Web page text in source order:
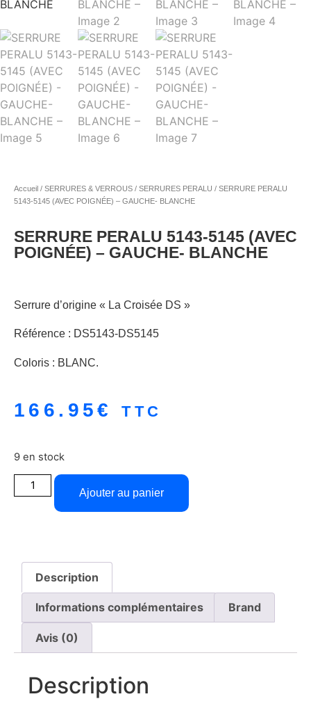
Accueil / SERRURES & VERROUS / SERRURES PERALU / SERRURE PERALU
5143-5145 (AVEC POIGNÉE) – GAUCHE- BLANCHE
SERRURE PERALU 5143-5145 (AVEC
POIGNÉE) – GAUCHE- BLANCHE
Serrure d’origine « La Croisée DS »
Référence : DS5143-DS5145
Coloris : BLANC.
166.95€ TTC
9 en stock
Ajouter au panier
Description
Informations complémentaires Brand
Avis (0)
Description